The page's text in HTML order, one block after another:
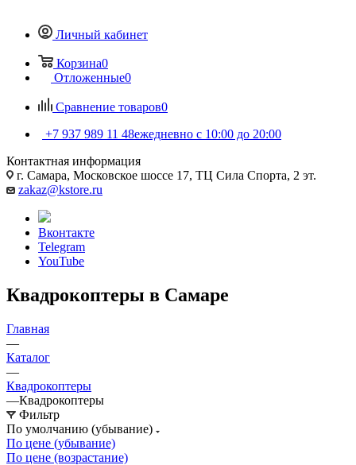
Личный кабинет
Корзина0
Отложенные0
Сравнение товаров0
+7 937 989 11 48ежедневно с 10:00 до 20:00
Контактная информация
г. Самара, Московское шоссе 17, ТЦ Сила Спорта, 2 эт.
zakaz@kstore.ru
Вконтакте
Telegram
YouTube
Квадрокоптеры в Самаре
Главная
—
Каталог
—
Квадрокоптеры
—Квадрокоптеры
Фильтр
По умолчанию (убывание)
По цене (убывание)
По цене (возрастание)